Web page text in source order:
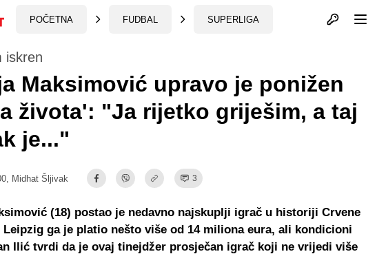
POČETNA FUDBAL SUPERLIGA Otvori profil
iskren
Maksimović upravo je ponižen
života': "Ja rijetko griješim, a taj
je..."
Midhat Šljivak 3
(18) postao je nedavno najskuplji igrač u historiji Crvene
Leipzig ga je platio nešto više od 14 miliona eura, ali kondicioni
Ilić tvrdi da je ovaj tinejdžer prosječan igrač koji ne vrijedi više